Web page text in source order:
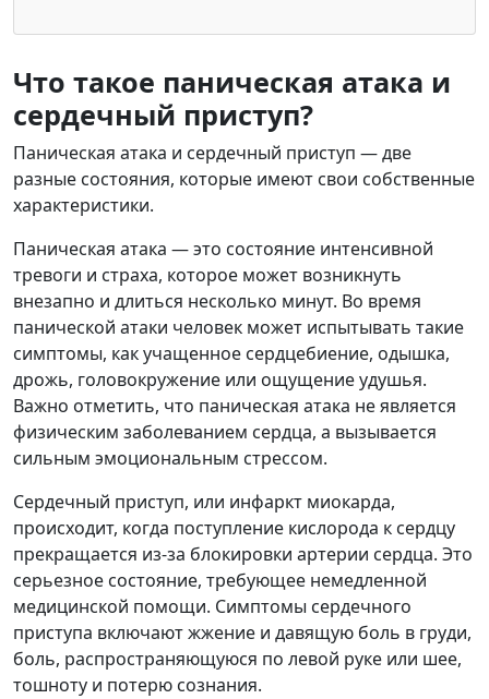
Что такое паническая атака и
сердечный приступ?
Паническая атака и сердечный приступ — две
разные состояния, которые имеют свои собственные
характеристики.
Паническая атака — это состояние интенсивной
тревоги и страха, которое может возникнуть
внезапно и длиться несколько минут. Во время
панической атаки человек может испытывать такие
симптомы, как учащенное сердцебиение, одышка,
дрожь, головокружение или ощущение удушья.
Важно отметить, что паническая атака не является
физическим заболеванием сердца, а вызывается
сильным эмоциональным стрессом.
Сердечный приступ, или инфаркт миокарда,
происходит, когда поступление кислорода к сердцу
прекращается из-за блокировки артерии сердца. Это
серьезное состояние, требующее немедленной
медицинской помощи. Симптомы сердечного
приступа включают жжение и давящую боль в груди,
боль, распространяющуюся по левой руке или шее,
тошноту и потерю сознания.